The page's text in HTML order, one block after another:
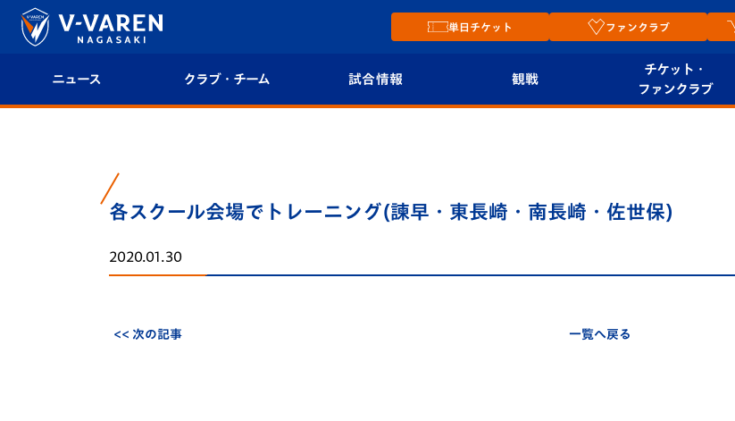
単日チケット ファンクラブ
ニュース クラブ・チーム
クラブ概要
エンブレム紹介
試合情報
順位表
観戦
チケット・
ファンクラブ
プレイヤーズスイート
各スクール会場でトレーニング(諫早・東長崎・南長崎・佐世保)
2020.01.30
<< 次の記事 一覧へ戻る